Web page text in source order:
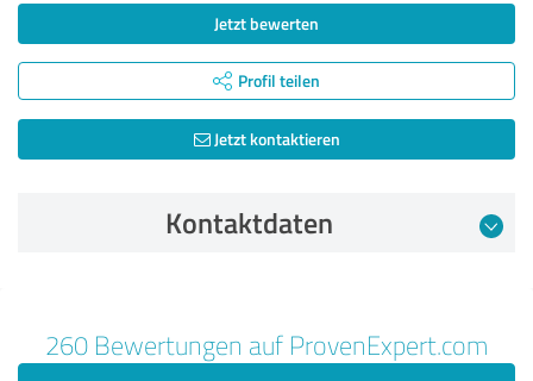
Jetzt bewerten
Profil teilen
Jetzt kontaktieren
Kontaktdaten
5,00 von 5
260 Bewertungen auf ProvenExpert.com